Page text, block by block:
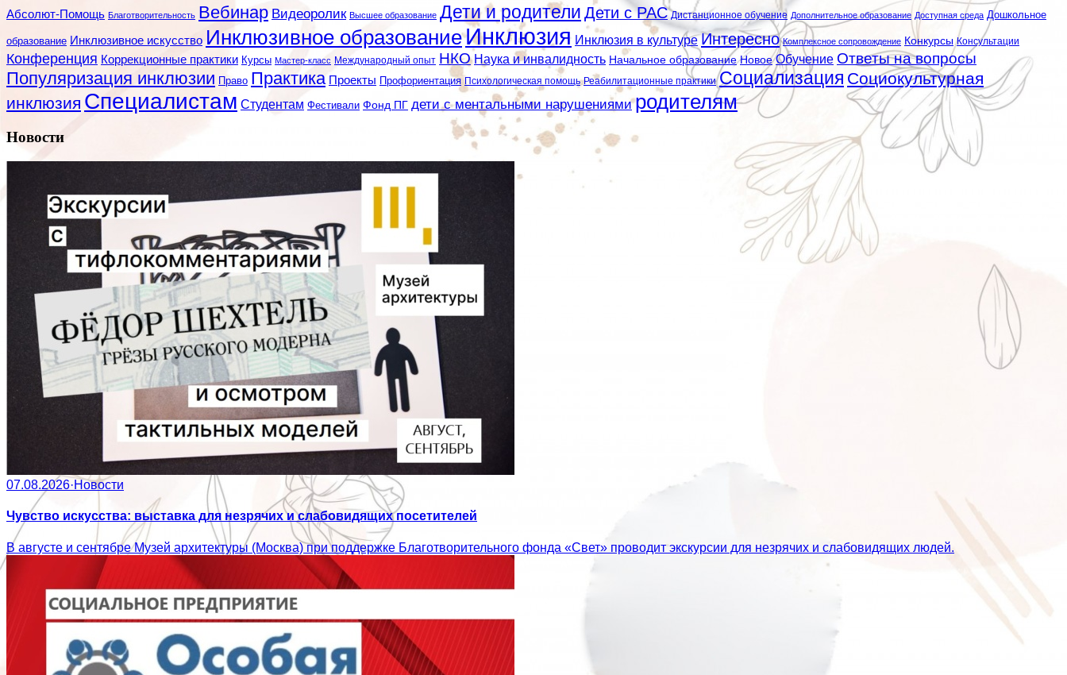
Абсолют-Помощь Благотворительность Вебинар Видеоролик Высшее образование Дети и родители Дети с РАС Дистанционное обучение Дополнительное образование Доступная среда Дошкольное
образование Инклюзивное искусство Инклюзивное образованиеИнклюзия Инклюзия в культуре Интересно Комплексное сопровождение Конкурсы Консультации
Конференция Коррекционные практики Курсы Мастер-класс Международный опыт НКО Наука и инвалидность Начальное образование Новое Обучение Ответы на вопросы
Популяризация инклюзии Право Практика Проекты Профориентация Психологическая помощь Реабилитационные практики Социализация Социокультурная
инклюзия Специалистам Студентам Фестивали Фонд ПГ дети с ментальными нарушениями родителям
Новости
07.08.2026·Новости
Чувство искусства: выставка для незрячих и слабовидящих посетителей
В августе и сентябре Музей архитектуры (Москва) при поддержке Благотворительного фонда «Свет» проводит экскурсии для незрячих и слабовидящих людей.